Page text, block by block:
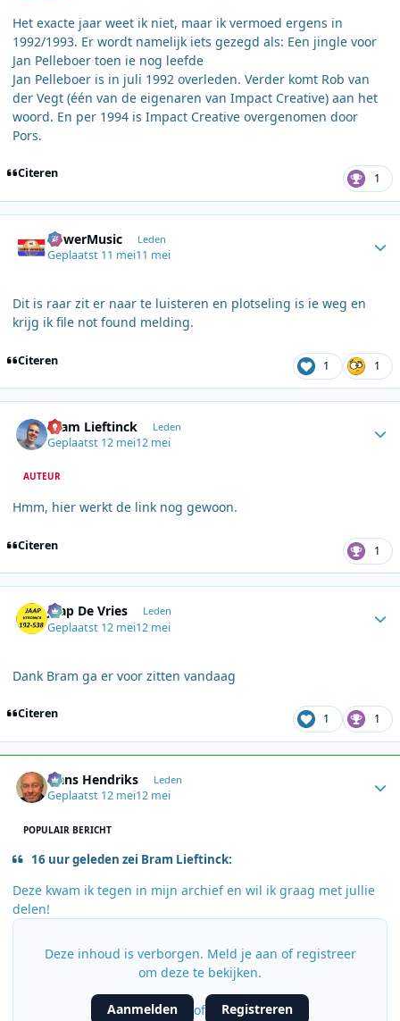
Het exacte jaar weet ik niet, maar ik vermoed ergens in
1992/1993. Er wordt namelijk iets gezegd als: Een jingle voor
Jan Pelleboer toen ie nog leefde
Jan Pelleboer is in juli 1992 overleden. Verder komt Rob van
der Vegt (één van de eigenaren van Impact Creative) aan het
woord. En per 1994 is Impact Creative overgenomen door
Pors.
Citeren 1
PowerMusic Leden
Geplaatst 11 mei11 mei
Dit is raar zit er naar te luisteren en plotseling is ie weg en
krijg ik file not found melding.
Citeren 1 1
Bram Lieftinck Leden
Geplaatst 12 mei12 mei
AUTEUR
Hmm, hier werkt de link nog gewoon.
Citeren 1
Jaap De Vries Leden
Geplaatst 12 mei12 mei
Dank Bram ga er voor zitten vandaag
Citeren 1 1
Hans Hendriks Leden
Geplaatst 12 mei12 mei
POPULAIR BERICHT
16 uur geleden zei Bram Lieftinck:
Deze kwam ik tegen in mijn archief en wil ik graag met jullie
delen!
Deze inhoud is verborgen. Meld je aan of registreer
om deze te bekijken.
Aanmelden of Registreren